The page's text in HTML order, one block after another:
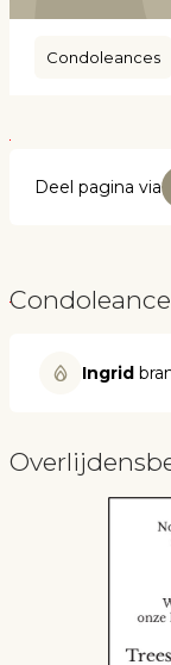
Condoleances
Deel pagina via
Ingrid